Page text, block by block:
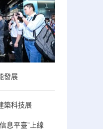
發展
築科技展
息平臺”上線